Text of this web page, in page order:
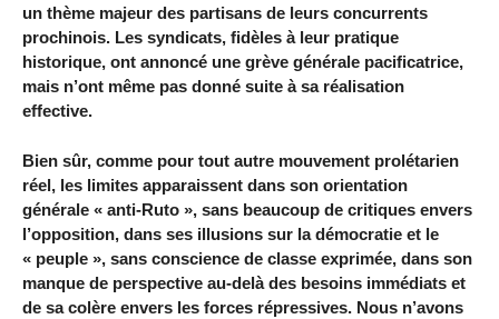
un thème majeur des partisans de leurs concurrents
prochinois. Les syndicats, fidèles à leur pratique
historique, ont annoncé une grève générale pacificatrice,
mais n’ont même pas donné suite à sa réalisation
effective.
Bien sûr, comme pour tout autre mouvement prolétarien
réel, les limites apparaissent dans son orientation
générale « anti-Ruto », sans beaucoup de critiques envers
l’opposition, dans ses illusions sur la démocratie et le
« peuple », sans conscience de classe exprimée, dans son
manque de perspective au-delà des besoins immédiats et
de sa colère envers les forces répressives. Nous n’avons